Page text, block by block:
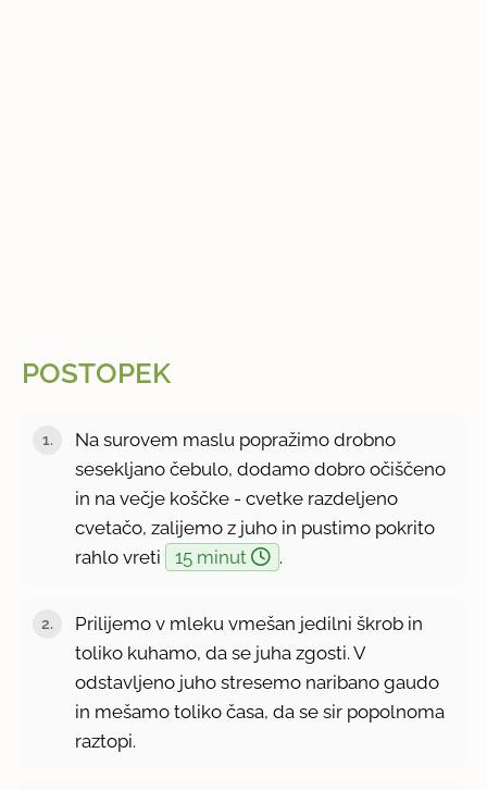
POSTOPEK
Na surovem maslu popražimo drobno
sesekljano čebulo, dodamo dobro očiščeno
in na večje koščke - cvetke razdeljeno
cvetačo, zalijemo z juho in pustimo pokrito
rahlo vreti
15 minut .
Prilijemo v mleku vmešan jedilni škrob in
toliko kuhamo, da se juha zgosti. V
odstavljeno juho stresemo naribano gaudo
in mešamo toliko časa, da se sir popolnoma
raztopi.